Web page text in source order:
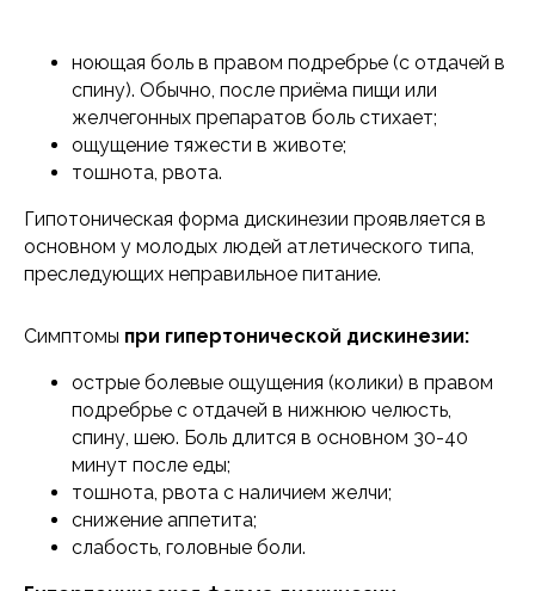
ноющая боль в правом подребрье (с отдачей в
спину). Обычно, после приёма пищи или
желчегонных препаратов боль стихает;
ощущение тяжести в животе;
тошнота, рвота.
Гипотоническая форма дискинезии проявляется в
основном у молодых людей атлетического типа,
преследующих неправильное питание.
Симптомы при гипертонической дискинезии:
острые болевые ощущения (колики) в правом
подребрье с отдачей в нижнюю челюсть,
спину, шею. Боль длится в основном 30-40
минут после еды;
тошнота, рвота с наличием желчи;
снижение аппетита;
слабость, головные боли.